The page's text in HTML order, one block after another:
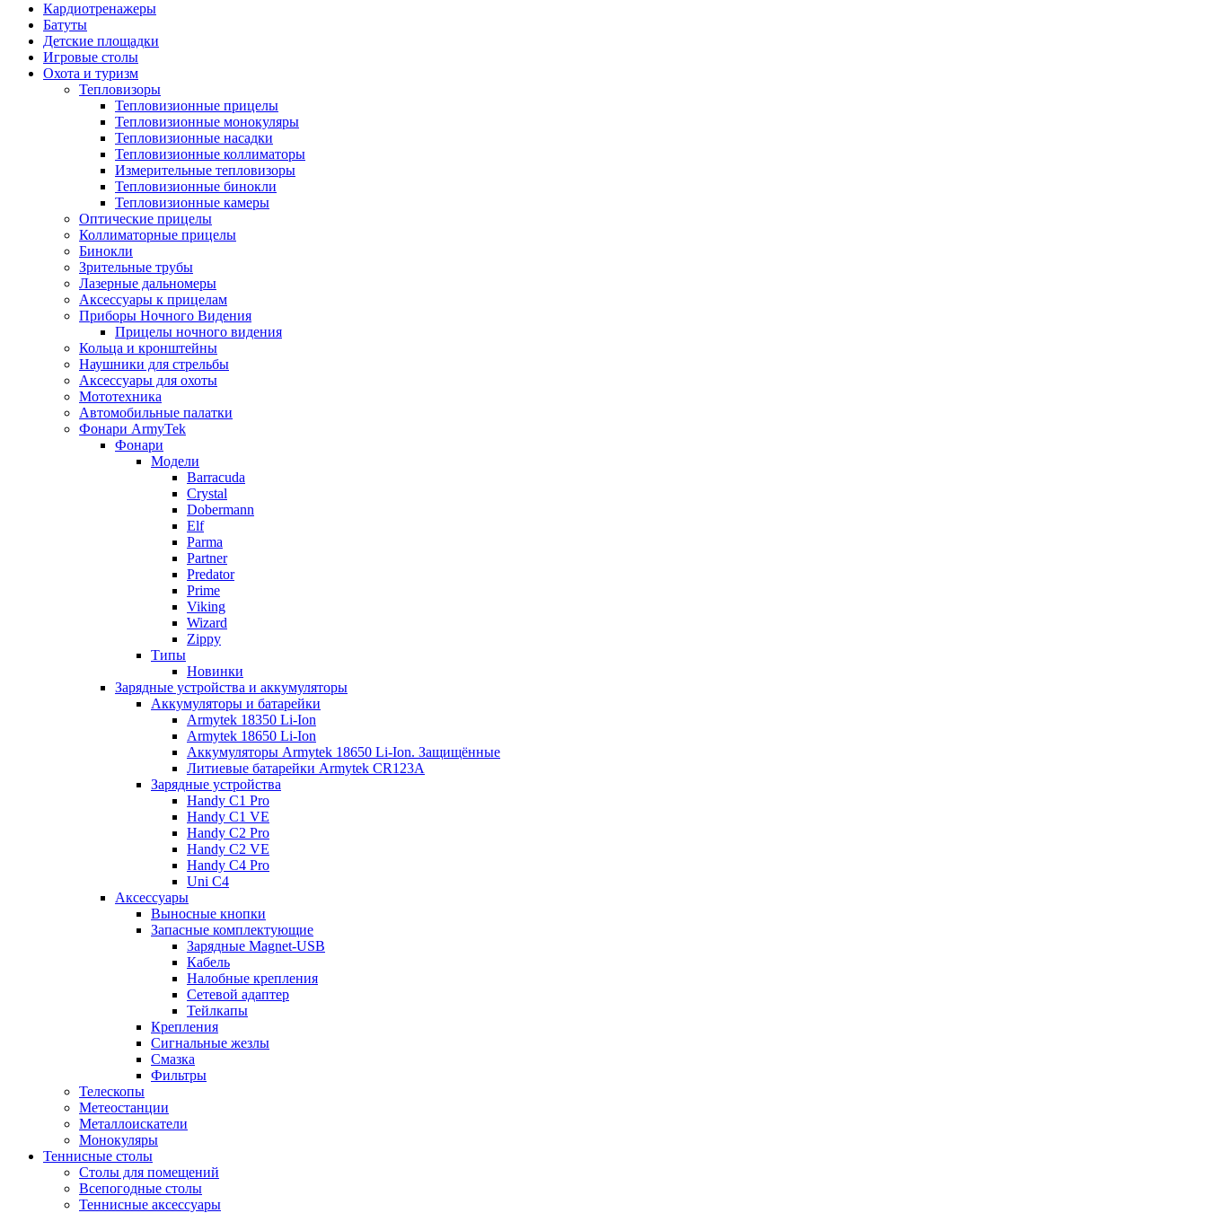
Кардиотренажеры
Батуты
Детские площадки
Игровые столы
Охота и туризм
Тепловизоры
Тепловизионные прицелы
Тепловизионные монокуляры
Тепловизионные насадки
Тепловизионные коллиматоры
Измерительные тепловизоры
Тепловизионные бинокли
Тепловизионные камеры
Оптические прицелы
Коллиматорные прицелы
Бинокли
Зрительные трубы
Лазерные дальномеры
Аксессуары к прицелам
Приборы Ночного Видения
Прицелы ночного видения
Кольца и кронштейны
Наушники для стрельбы
Аксессуары для охоты
Мототехника
Автомобильные палатки
Фонари ArmyTek
Фонари
Модели
Barracuda
Crystal
Dobermann
Elf
Parma
Partner
Predator
Prime
Viking
Wizard
Zippy
Типы
Новинки
Зарядные устройства и аккумуляторы
Аккумуляторы и батарейки
Armytek 18350 Li-Ion
Armytek 18650 Li-Ion
Аккумуляторы Armytek 18650 Li-Ion. Защищённые
Литиевые батарейки Armytek CR123A
Зарядные устройства
Handy C1 Pro
Handy C1 VE
Handy C2 Pro
Handy C2 VE
Handy C4 Pro
Uni C4
Аксессуары
Выносные кнопки
Запасные комплектующие
Зарядные Magnet-USB
Кабель
Налобные крепления
Сетевой адаптер
Тейлкапы
Крепления
Сигнальные жезлы
Смазка
Фильтры
Телескопы
Метеостанции
Металлоискатели
Монокуляры
Теннисные столы
Столы для помещений
Всепогодные столы
Теннисные аксессуары